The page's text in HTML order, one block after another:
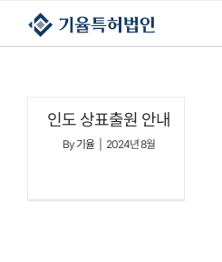
콘텐츠로
건너뛰기
인도 상표출원 안내
By기율 2024년 8월